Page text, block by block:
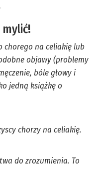
chorego na celiakię lub
objawy (problemy
bóle głowy i
jedną książkę o
chorzy na celiakię.
do zrozumienia. To